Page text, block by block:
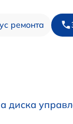
ремонта
диска